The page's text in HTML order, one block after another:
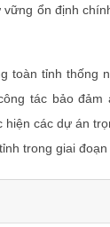
ổn định
toàn tỉnh thống
tác bảo
các dự án
trong giai đoạn